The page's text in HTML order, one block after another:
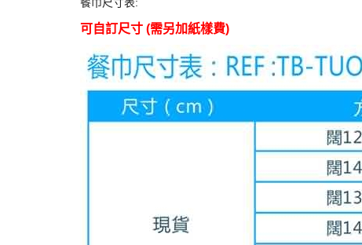
可自訂尺寸 (需另加紙樣費)